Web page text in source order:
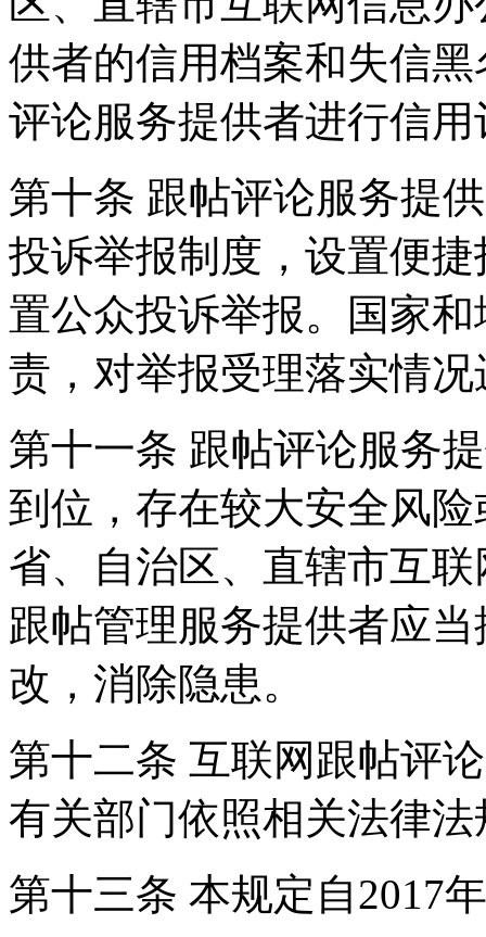
供者的信用档案和失信
评论服务提供者进行信用
第十条 跟帖评论服务提
投诉举报制度，设置便
置公众投诉举报。国家
责，对举报受理落实情
第十一条 跟帖评论服务
到位，存在较大安全风
省、自治区、直辖市互
跟帖管理服务提供者应
改，消除隐患。
第十二条 互联网跟帖评
有关部门依照相关法律
第十三条 本规定自2017